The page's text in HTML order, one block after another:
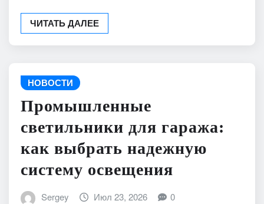
ЧИТАТЬ ДАЛЕЕ
НОВОСТИ
Промышленные
светильники для гаража:
как выбрать надежную
систему освещения
Sergey Июл 23, 2026 0